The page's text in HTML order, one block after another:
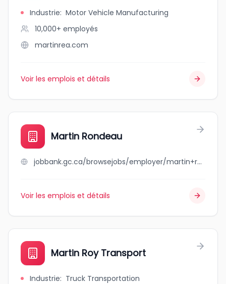
Industrie: Motor Vehicle Manufacturing
10,000+ employés
martinrea.com
Voir les emplois et détails
Martin Rondeau
jobbank.gc.ca/browsejobs/employer/martin+rondeau/ca
Voir les emplois et détails
Martin Roy Transport
Industrie: Truck Transportation